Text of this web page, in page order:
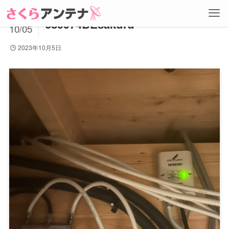
689974BEsakura
2023
10/05
2023年10月5日